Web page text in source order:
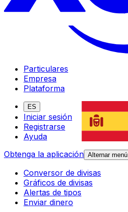
Particulares
Empresa
Plataforma
ES
Iniciar sesión
Registrarse
Ayuda
Obtenga la aplicación Alternar menú
Conversor de divisas
Gráficos de divisas
Alertas de tipos
Enviar dinero